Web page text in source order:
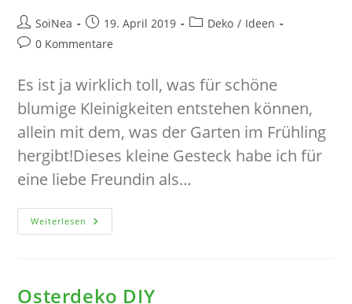
Beitrags-
Autor:
SoiNea
Beitrag
veröffentlicht:
19. April 2019
Beitrags-
Deko / Ideen
Beitrags-
0 Kommentare
Es ist ja wirklich toll, was für schöne
blumige Kleinigkeiten entstehen können,
allein mit dem, was der Garten im Frühling
hergibt!Dieses kleine Gesteck habe ich für
eine liebe Freundin als…
Weiterlesen Ein
Blumengesteck
Osterdeko DIY